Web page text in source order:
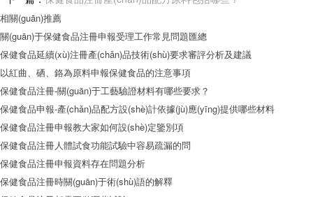
相關(guān)推薦
關(guān)于保健食品注冊申報受理工作常見問題匯總
保健食品延續(xù)注冊產(chǎn)品技術(shù)要求審評分析及建議
以紅曲、硒、鉻為原料申報保健食品的注意事項
保健食品注冊-關(guān)于工藝驗證材料有哪些要求？
保健食品申報-產(chǎn)品配方設(shè)計依據(jù)應(yīng)提供哪些材料
保健食品注冊申報教大家如何設(shè)定鑒別項
保健食品注冊人體試食功能試驗中容易疏漏的問
保健食品注冊申報資料存在問題分析
保健食品注冊時關(guān)于術(shù)語的解釋